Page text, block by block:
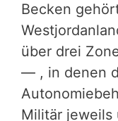
Becken
über drei
— , in denen
Militär jeweils